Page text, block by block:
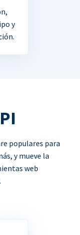
y
populares para
y mueve la
web